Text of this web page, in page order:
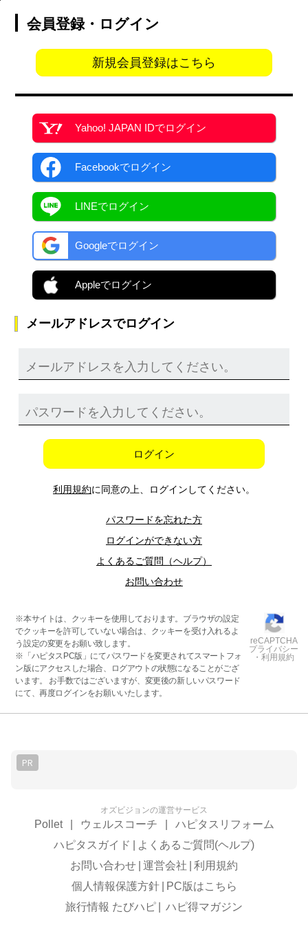
会員登録・ログイン
新規会員登録はこちら
Yahoo! JAPAN IDでログイン
Facebookでログイン
LINEでログイン
Googleでログイン
Appleでログイン
メールアドレスでログイン
ログイン
利用規約に同意の上、ログインしてください。
パスワードを忘れた方
ログインができない方
よくあるご質問（ヘルプ）
お問い合わせ
※本サイトは、クッキーを使用しております。ブラウザの設定
でクッキーを許可していない場合は、クッキーを受け入れるよ
う設定の変更をお願い致します。
※「ハピタスPC版」にてパスワードを変更されてスマートフォ
ン版にアクセスした場合、ログアウトの状態になることがござ
います。 お手数ではございますが、変更後の新しいパスワード
にて、再度ログインをお願いいたします。
reCAPTCHA
プライバシー
・利用規約
PR
オズビジョンの運営サービス
Pollet ウェルスコーチ
ハピタスリフォーム
ハピタスガイド
よくあるご質問(ヘルプ)
お問い合わせ 運営会社
利用規約
個人情報保護方針
PC版はこちら
旅行情報 たびハピ
ハピ得マガジン